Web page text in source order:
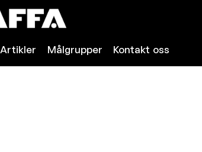
Artikler Målgrupper Kontakt oss